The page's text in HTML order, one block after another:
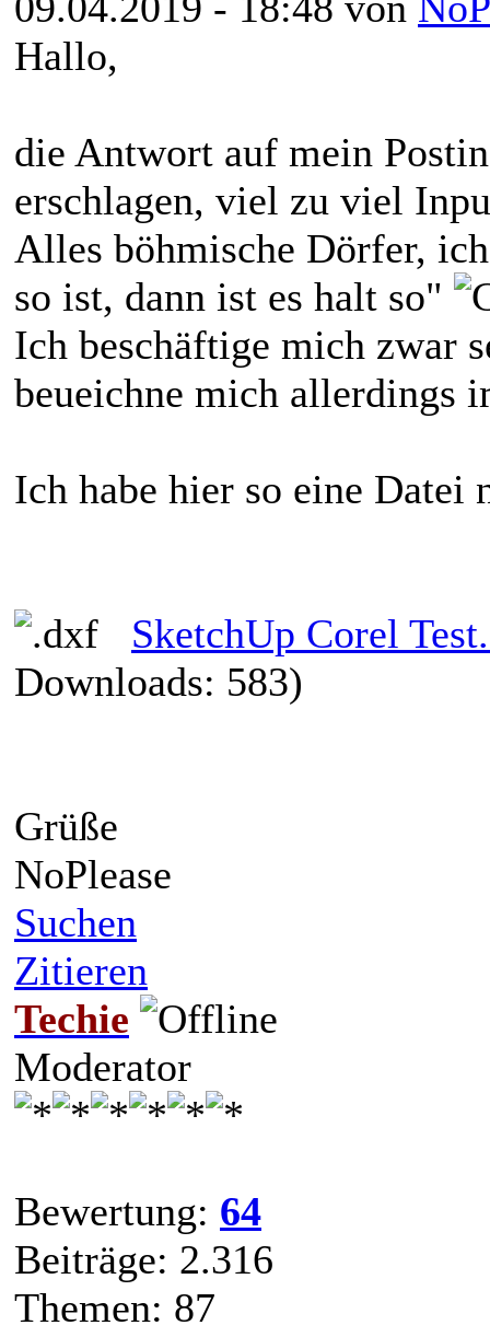
Hallo,
die Antwort auf mein
erschlagen, viel zu viel
Alles böhmische Dörfer,
so ist, dann ist es halt so"
Ich beschäftige mich zwar
beueichne mich allerdings
Ich habe hier so eine Datei
SketchUp Corel
Downloads: 583)
Grüße
NoPlease
Suchen
Zitieren
Techie
Moderator
Bewertung: 64
Beiträge: 2.316
Themen: 87